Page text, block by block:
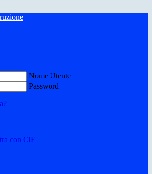
Nome Utente
Password
con CIE